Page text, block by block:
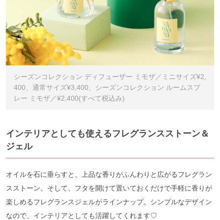
シーズンコレクション ディフューザー ミモザ／ミニサイズ¥2,
400、通常サイズ¥3,400、シーズンコレクション ルームスプ
レー ミモザ／¥2,400(すべて税込み)
インテリアとしても使えるフレグランスストーン＆
ジェル
オイルを石に垂らすと、上品な香りがふんわりと広がるフレグラン
スストーン。そして、フタを開けて置いておくだけで手軽に香りが
楽しめるフレグランスジェルがラインナップ。シンプルなデザイン
なので、インテリアとしても活躍してくれます♡